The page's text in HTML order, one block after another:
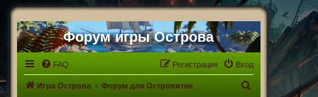
Форум игры Острова
FAQ Вход
Регистрация
Игра Острова Форум для Островитян